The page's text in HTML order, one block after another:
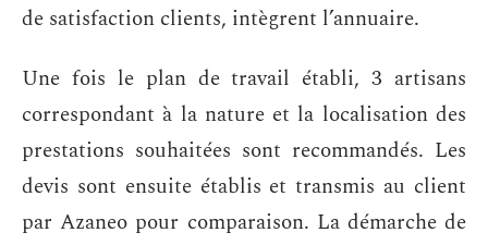
de satisfaction clients, intègrent l’annuaire.
Une fois le plan de travail établi, 3 artisans
correspondant à la nature et la localisation des
prestations souhaitées sont recommandés. Les
devis sont ensuite établis et transmis au client
par Azaneo pour comparaison. La démarche de